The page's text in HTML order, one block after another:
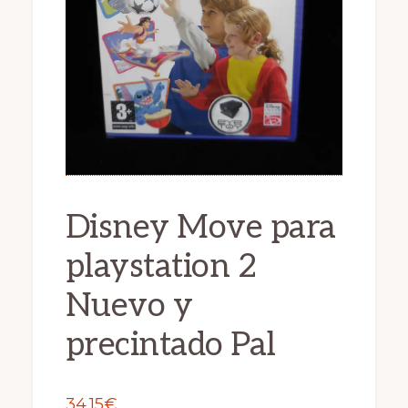
Disney Move para
playstation 2
Nuevo y
precintado Pal